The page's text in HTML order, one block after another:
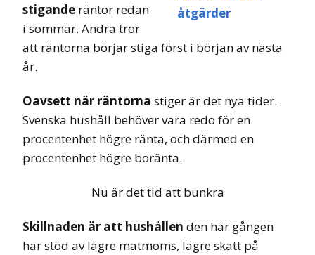
stigande räntor redan
i sommar. Andra tror
att räntorna börjar stiga först i början av nästa
år.
Oavsett när räntorna stiger är det nya tider.
Svenska hushåll behöver vara redo för en
procentenhet högre ränta, och därmed en
procentenhet högre boränta.
Nu är det tid att bunkra
Skillnaden är att hushållen den här gången
har stöd av lägre matmoms, lägre skatt på